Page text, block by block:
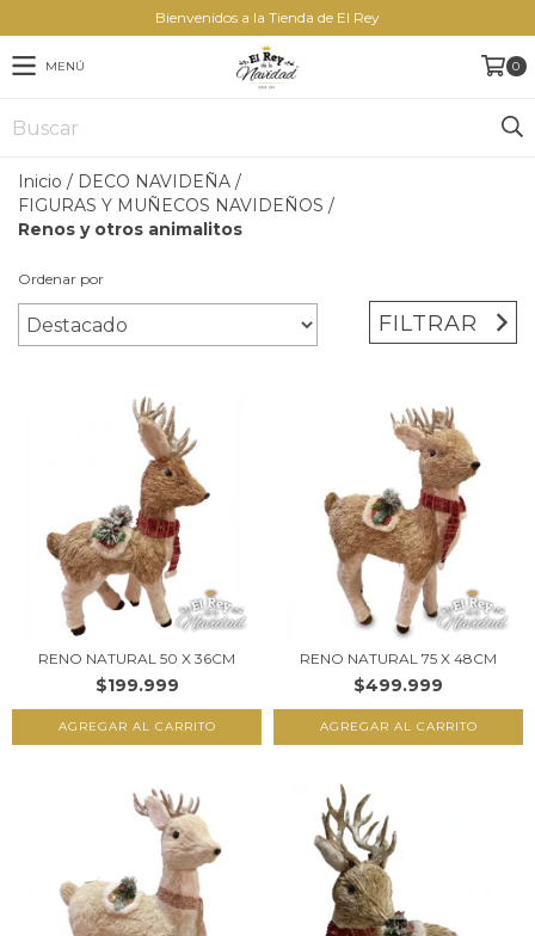
Bienvenidos a la Tienda de El Rey
MENÚ 0
Inicio / DECO NAVIDEÑA /
FIGURAS Y MUÑECOS NAVIDEÑOS /
Renos y otros animalitos
Ordenar por
FILTRAR
RENO NATURAL 50 X 36CM
$199.999
RENO NATURAL 75 X 48CM
$499.999